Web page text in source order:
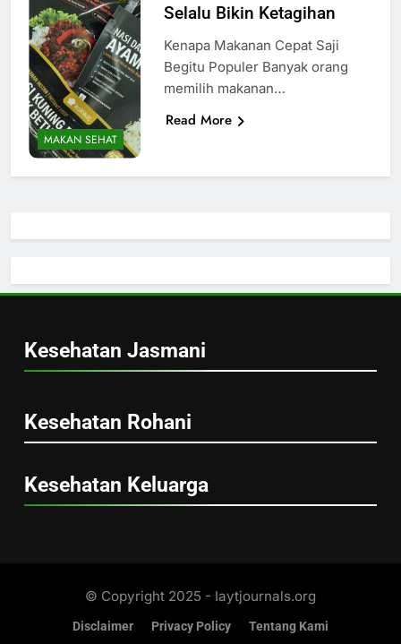
MAKAN SEHAT
Selalu Bikin Ketagihan
Kenapa Makanan Cepat Saji
Begitu Populer Banyak orang
memilih makanan…
Read More
Kesehatan Jasmani
Kesehatan Rohani
Kesehatan Keluarga
© Copyright 2025 - Iaytjournals.org
Disclaimer Privacy Policy Tentang Kami